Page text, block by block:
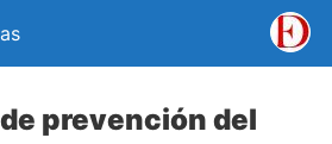
prevención del